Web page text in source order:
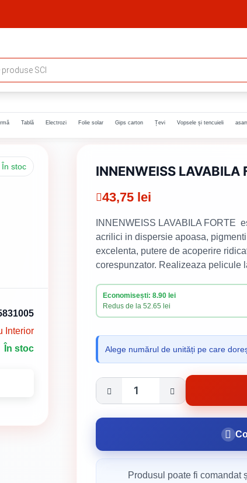
Tablă Electrozi Folie solar Gips carton Țevi Vopsele și tencuieli
În stoc
Interior
În stoc
INNENWEISS LAVABILA
43,75 lei
INNENWEISS LAVABILA FORTE
acrilici in dispersie apoasa,
excelenta, putere de acoperire
corespunzator. Realizeaza pelicule
Economisești: 8.90 lei
Redus de la 52.65 lei
Alege numărul de unități pe care
Produsul poate fi comandat